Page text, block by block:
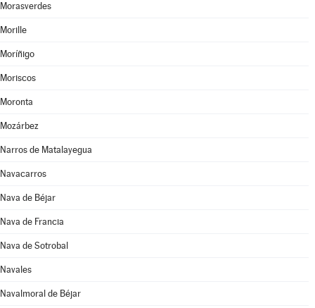
Morasverdes
Morille
Moríñigo
Moriscos
Moronta
Mozárbez
Narros de Matalayegua
Navacarros
Nava de Béjar
Nava de Francia
Nava de Sotrobal
Navales
Navalmoral de Béjar